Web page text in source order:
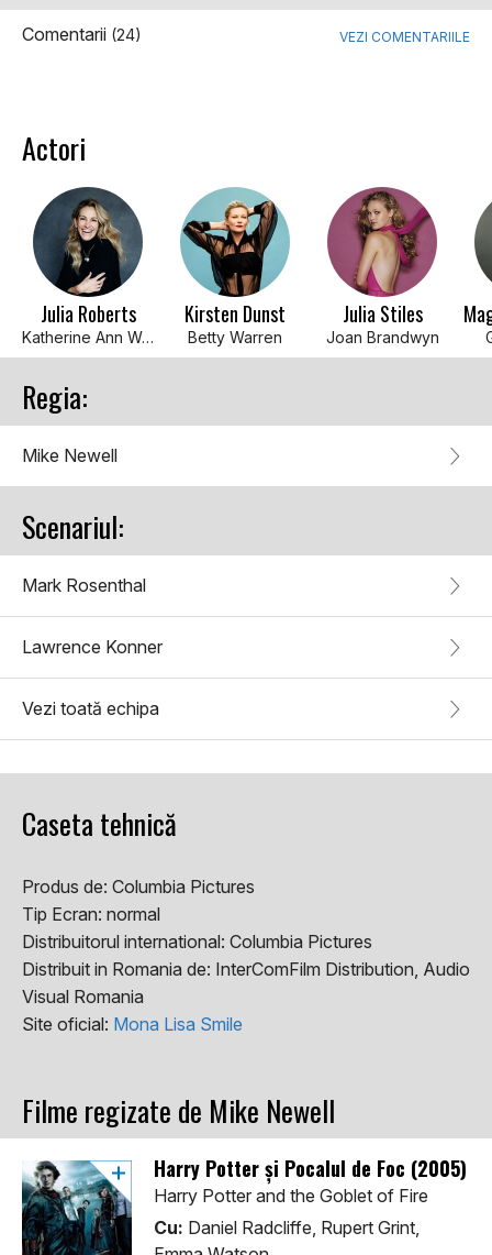
Comentarii (24) VEZI COMENTARIILE
Actori
Julia Roberts
Katherine Ann Watson
Kirsten Dunst
Betty Warren
Julia Stiles
Joan Brandwyn
Regia:
Mike Newell
Scenariul:
Mark Rosenthal
Lawrence Konner
Vezi toată echipa
Caseta tehnică
Produs de: Columbia Pictures
Tip Ecran: normal
Distribuitorul international: Columbia Pictures
Distribuit in Romania de: InterComFilm Distribution, Audio
Visual Romania
Site oficial: Mona Lisa Smile
Filme regizate de Mike Newell
Harry Potter și Pocalul de Foc (2005)
Harry Potter and the Goblet of Fire
Cu: Daniel Radcliffe, Rupert Grint,